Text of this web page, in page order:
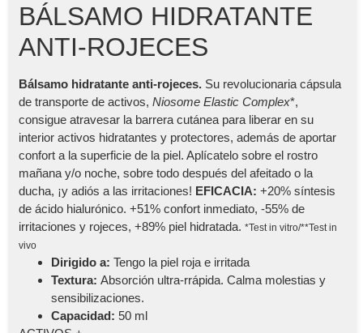
BÁLSAMO HIDRATANTE
ANTI-ROJECES
Bálsamo hidratante anti-rojeces.Su revolucionaria cápsula
de transporte de activos, Niosome Elastic Complex*,
consigue atravesar la barrera cutánea para liberar en su
interior activos hidratantes y protectores, además de aportar
confort a la superficie de la piel. Aplícatelo sobre el rostro
mañana y/o noche, sobre todo después del afeitado o la
ducha, ¡y adiós a las irritaciones! EFICACIA: +20% síntesis
de ácido hialurónico. +51% confort inmediato, -55% de
irritaciones y rojeces, +89% piel hidratada. *Test in vitro/**Test in
vivo
Dirigido a: Tengo la piel roja e irritada
Textura: Absorción ultra-rrápida. Calma molestias y
sensibilizaciones.
Capacidad: 50 ml